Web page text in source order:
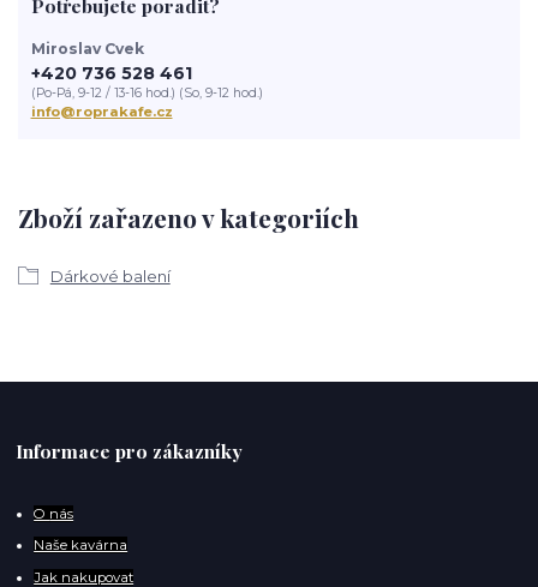
Zboží zařazeno v kategoriích
Dárkové balení
Miroslav Cvek
+420 736 528 461
(Po-Pá, 9-12 / 13-16 hod.) (So, 9-12 hod.)
info@roprakafe.cz
Informace pro zákazníky
O nás
Naše kavárna
Jak nakupovat